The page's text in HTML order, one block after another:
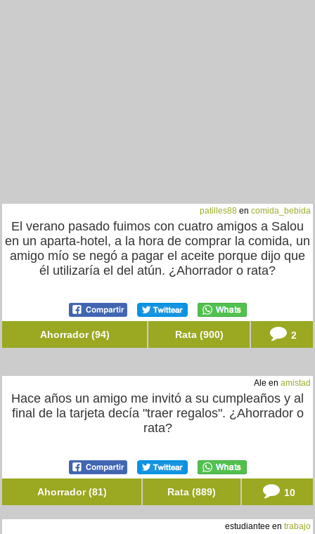
patilles88 en comida_bebida
El verano pasado fuimos con cuatro amigos a Salou
en un aparta-hotel, a la hora de comprar la comida, un
amigo mío se negó a pagar el aceite porque dijo que
él utilizaría el del atún. ¿Ahorrador o rata?
Ahorrador (94) Rata (900) 2
Ale en amistad
Hace años un amigo me invitó a su cumpleaños y al
final de la tarjeta decía "traer regalos". ¿Ahorrador o
rata?
Ahorrador (81) Rata (889) 10
estudiantee en trabajo